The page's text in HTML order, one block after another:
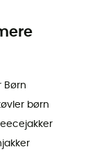
Børn
børn